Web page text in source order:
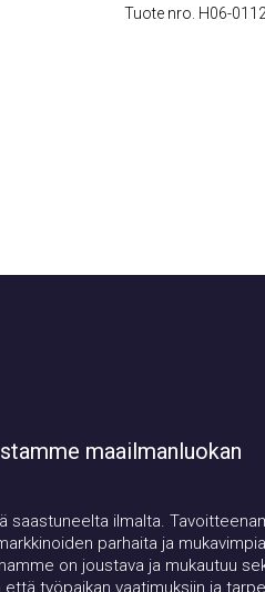
Tuote nro. H06-0112
maailmanluokan
ilmalta.
parhaita ja mukavimpia
on joustava ja mukautuu sekä
työpaikan vaatimuksiin ja